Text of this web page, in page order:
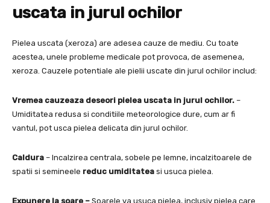
uscata in jurul ochilor
Pielea uscata (xeroza) are adesea cauze de mediu. Cu toate
acestea, unele probleme medicale pot provoca, de asemenea,
xeroza. Cauzele potentiale ale pielii uscate din jurul ochilor includ:
Vremea cauzeaza deseori pielea uscata in jurul ochilor. –
Umiditatea redusa si conditiile meteorologice dure, cum ar fi
vantul, pot usca pielea delicata din jurul ochilor.
Caldura – Incalzirea centrala, sobele pe lemne, incalzitoarele de
spatii si semineele reduc umiditatea si usuca pielea.
Expunere la soare – Soarele va usuca pielea, inclusiv pielea care